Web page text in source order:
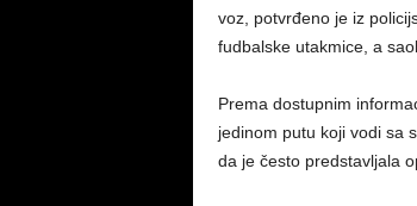
voz, potvrđeno je iz
fudbalske utakmice, a
Prema dostupnim
jedinom putu koji vodi sa
da je često predstavljala